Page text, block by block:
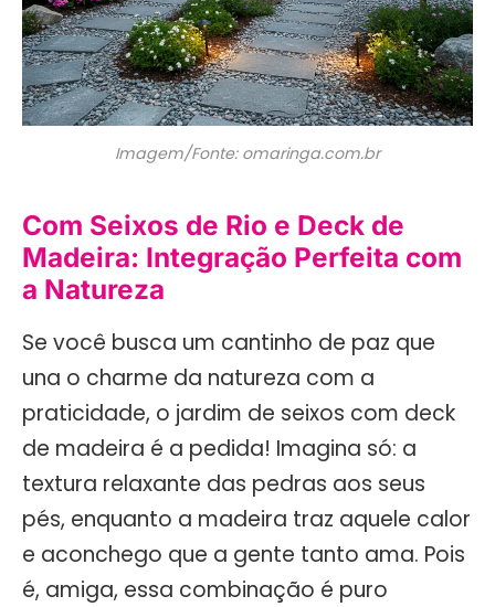
Imagem/Fonte: omaringa.com.br
Com Seixos de Rio e Deck de
Madeira: Integração Perfeita com
a Natureza
Se você busca um cantinho de paz que
una o charme da natureza com a
praticidade, o jardim de seixos com deck
de madeira é a pedida! Imagina só: a
textura relaxante das pedras aos seus
pés, enquanto a madeira traz aquele calor
e aconchego que a gente tanto ama. Pois
é, amiga, essa combinação é puro